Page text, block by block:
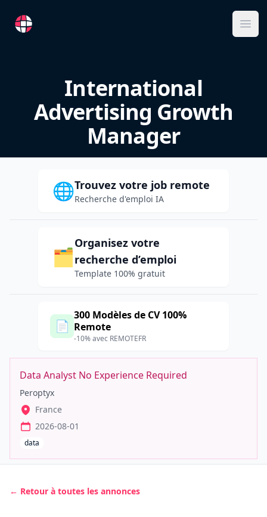
RemoteFR
International
Advertising Growth
Manager
🌐Trouvez votre job remote
Recherche d'emploi IA
🗂️
Organisez votre
recherche d’emploi
Template 100% gratuit
📄
300 Modèles de CV 100%
Remote
-10% avec REMOTEFR
Data Analyst No Experience Required
Peroptyx
France
2026-08-01
data
← Retour à toutes les annonces